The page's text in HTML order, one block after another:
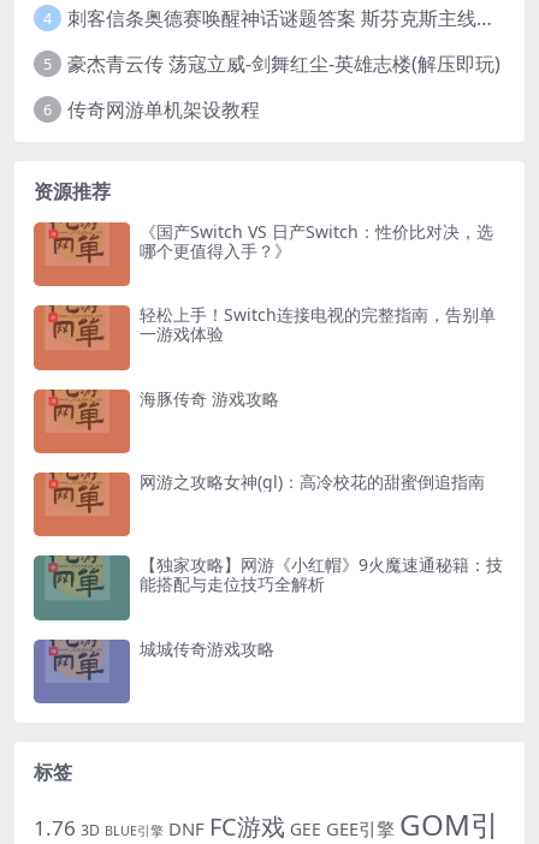
4 刺客信条奥德赛唤醒神话谜题答案 斯芬克斯主线攻略
5 豪杰青云传 荡寇立威-剑舞红尘-英雄志楼(解压即玩)
6 传奇网游单机架设教程
资源推荐
《国产Switch VS 日产Switch：性价比对决，选
哪个更值得入手？》
轻松上手！Switch连接电视的完整指南，告别单
一游戏体验
海豚传奇 游戏攻略
网游之攻略女神(gl)：高冷校花的甜蜜倒追指南
【独家攻略】网游《小红帽》9火魔速通秘籍：技
能搭配与走位技巧全解析
城城传奇游戏攻略
标签
1.76 3D BLUE引擎 DNF FC游戏 GEE GEE引擎 GOM引